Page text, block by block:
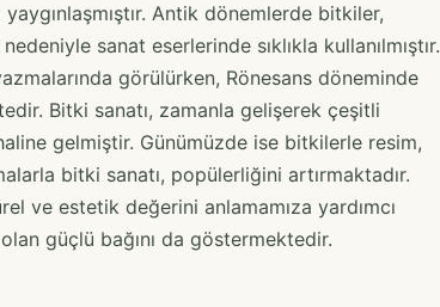
Antik dönemlerde bitkiler,
sanat eserlerinde sıklıkla kullanılmıştır.
görülürken, Rönesans döneminde
Bitki sanatı, zamanla gelişerek çeşitli
gelmiştir. Günümüzde ise bitkilerle resim,
bitki sanatı, popülerliğini artırmaktadır.
ve estetik değerini anlamamıza yardımcı
güçlü bağını da göstermektedir.